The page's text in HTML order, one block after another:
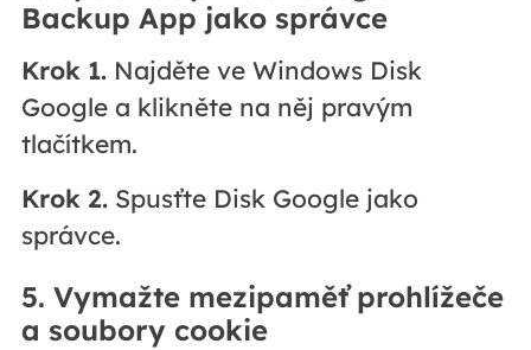
Backup App jako správce
Krok 1.Najděte ve Windows Disk
Google a klikněte na něj pravým
tlačítkem.
Krok 2.Spusťte Disk Google jako
správce.
5. Vymažte mezipaměť prohlížeče
a soubory cookie